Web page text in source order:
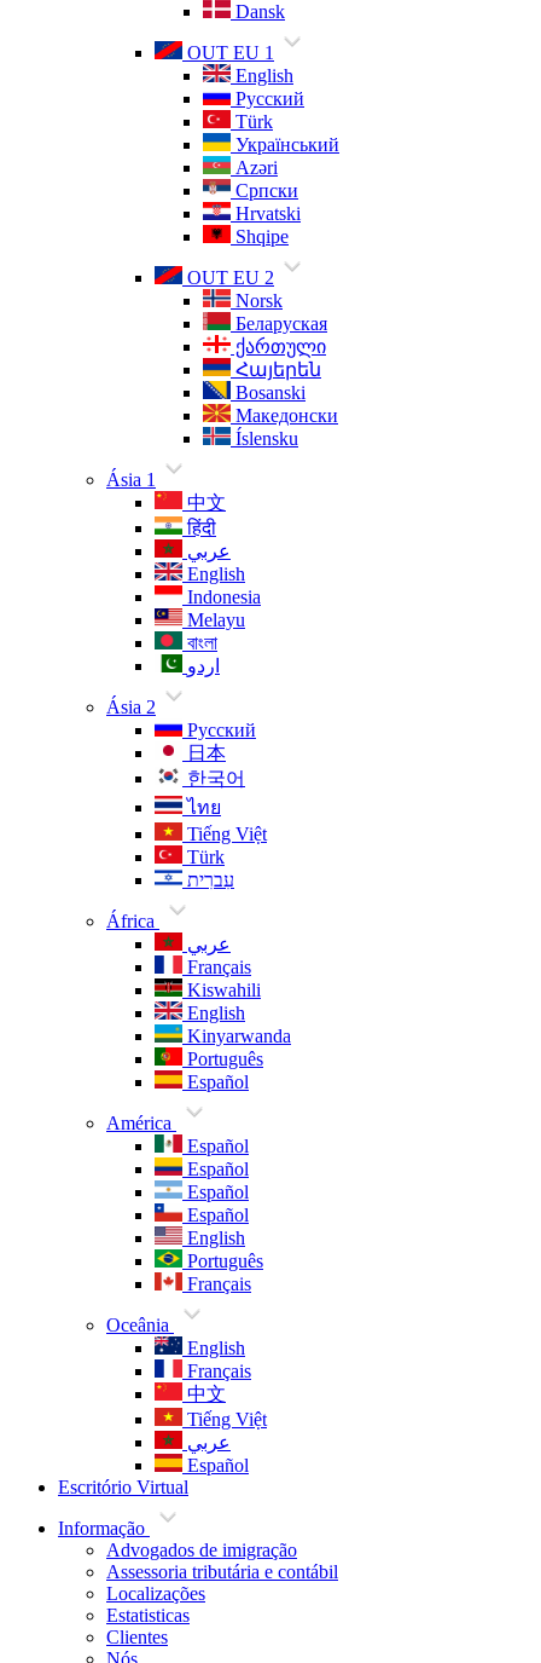
Dansk
OUT EU 1
English
Русский
Türk
Український
Azəri
Српски
Hrvatski
Shqipe
OUT EU 2
Norsk
Беларуская
ქართული
Հայերեն
Bosanski
Македонски
Íslensku
Ásia 1
中文
हिंदी
عربي
English
Indonesia
Melayu
বাংলা
اردو
Ásia 2
Русский
日本
한국어
ไทย
Tiếng Việt
Türk
עִברִית
África
عربي
Français
Kiswahili
English
Kinyarwanda
Português
Español
América
Español
Español
Español
Español
English
Português
Français
Oceânia
English
Français
中文
Tiếng Việt
عربي
Español
Escritório Virtual
Informação
Advogados de imigração
Assessoria tributária e contábil
Localizações
Estatisticas
Clientes
Nós